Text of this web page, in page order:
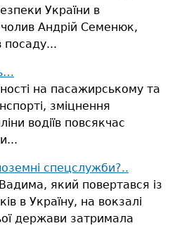
України в
Андрій Семенюк,
посаду...
на пасажирському та
зміцнення
водіїв повсякчас
спецслужби?..
який повертався із
в Україну, на вокзалі
держави затримала